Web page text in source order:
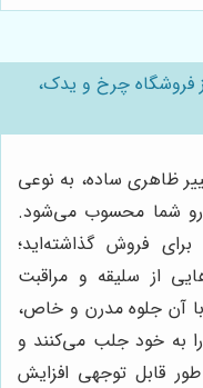
فروشگاه چرخ و یدک،
ظاهری ساده، به نوعی
شما محسوب می‌شود.
فروش گذاشته‌اید؛
از سلیقه و مراقبت
آن جلوه مدرن و خاص،
به خود جلب می‌کنند و
قابل توجهی افزایش